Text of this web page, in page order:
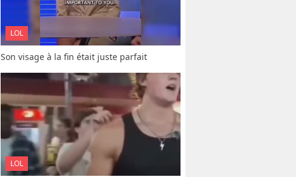
LOL
Son visage à la fin était juste parfait
LOL